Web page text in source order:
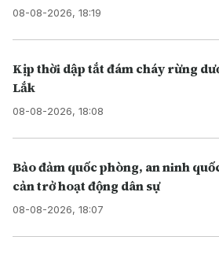
08-08-2026, 18:19
Kịp thời dập tắt đám cháy rừng
Lắk
08-08-2026, 18:08
Bảo đảm quốc phòng, an ninh
cản trở hoạt động dân sự
08-08-2026, 18:07